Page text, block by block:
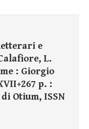
e
L.
: Giorgio
p. :
Otium, ISSN